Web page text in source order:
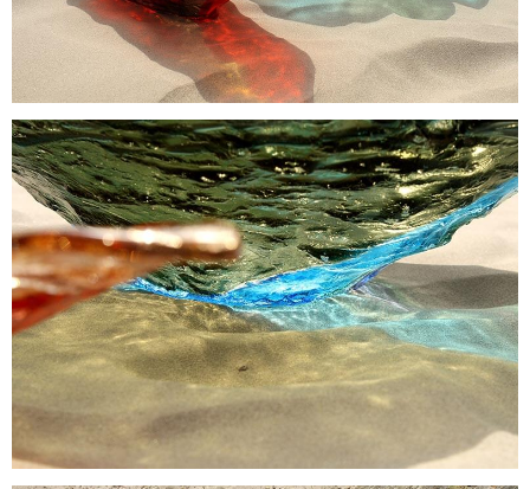
Glasmalerei
Geschirr
Auszeichnungen
Tische und Konsolen
DESIGN UND KUNST
GLASS BEHANDLUNG
PROBEN
+371 67 455 145
info@amstudio.lv
FACEBOOK
PINTEREST
INSTAGRAM
Datenschutzhinweis